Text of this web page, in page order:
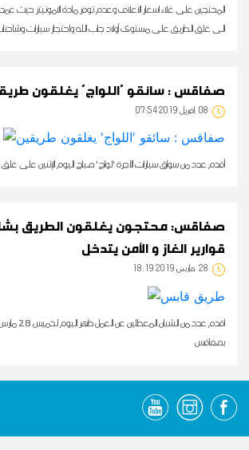
المحتجين على غلاء اسعار الاعلاف وعدم توفر مادة الامونيتر حيث
الى غلق الطريق على مستوى أولاد جاب الله واحتجاز سيارات
صفاقس : سائقو 'اللواج' يغلقون
08 07:54 2019 أفريل
أقدم عدد من سواق سيارات الأجرة 'لواج' صباح اليوم الإثنين على
صفاقس: محتجون يغلقون الطريق
قوارير الغاز و الأمن يتدخل
28 18:19 2019 مارس
اقدم عدد من
بصفاقس